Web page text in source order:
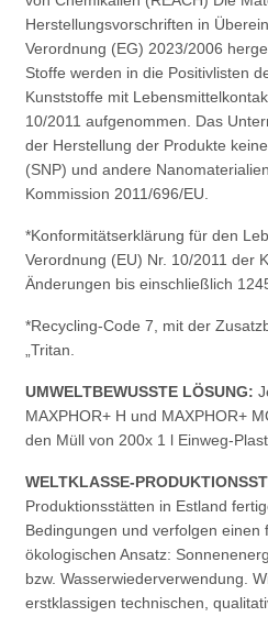
Herstellungsvorschriften in
Verordnung (EG) 2023/2006
Stoffe werden in die Positivlisten
Kunststoffe mit
10/2011 aufgenommen. Das
der Herstellung der Produkte
(SNP) und andere
Kommission 2011/696/EU.
*Konformitätserklärung für den
Verordnung (EU) Nr. 10/2011 der
Änderungen bis einschließlich
*Recycling-Code 7, mit der
„Tritan.
UMWELTBEWUSSTE LÖSUNG:
MAXPHOR+ H und MAXPHOR+
den Müll von 200x 1 l Einweg-
WELTKLASSE-
Produktionsstätten in Estland
Bedingungen und verfolgen einen
ökologischen Ansatz:
bzw. Wasserwiederverwendung.
erstklassigen technischen,